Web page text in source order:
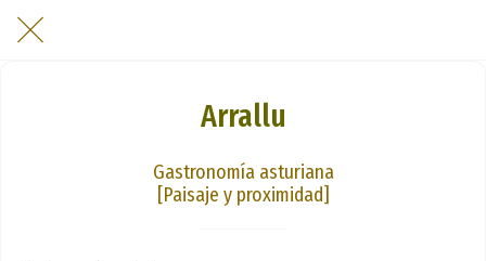
Arrallu
Gastronomía asturiana
[Paisaje y proximidad]